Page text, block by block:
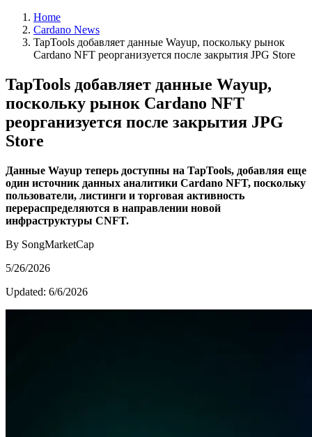
Home
Cardano News
TapTools добавляет данные Wayup, поскольку рынок
Cardano NFT реорганизуется после закрытия JPG Store
TapTools добавляет данные Wayup,
поскольку рынок Cardano NFT
реорганизуется после закрытия JPG
Store
Данные Wayup теперь доступны на TapTools, добавляя еще
один источник данных аналитики Cardano NFT, поскольку
пользователи, листинги и торговая активность
перераспределяются в направлении новой
инфраструктуры CNFT.
By SongMarketCap
5/26/2026
Updated: 6/6/2026